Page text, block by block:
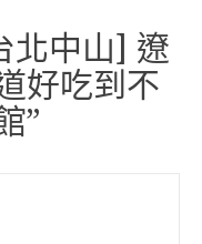
北中山] 遼
好吃到不
”